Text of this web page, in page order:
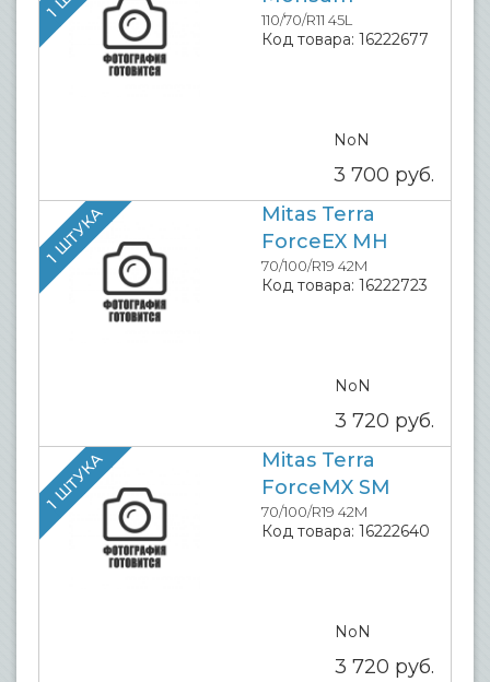
110/70/R11 45L
Код товара: 16222677
NoN
3 700 руб.
1 ШТУКА
Mitas Terra
ForceEX MH
70/100/R19 42M
Код товара: 16222723
NoN
3 720 руб.
1 ШТУКА
Mitas Terra
ForceMX SM
70/100/R19 42M
Код товара: 16222640
NoN
3 720 руб.